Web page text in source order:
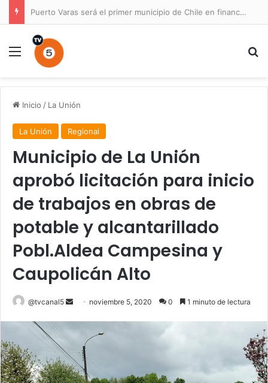
Puerto Varas será el primer municipio de Chile en financiar un Plan Maestro para un parque nacional
Menú
Inicio / La Unión
La Unión Regional
Municipio de La Unión
aprobó licitación para inicio
de trabajos en obras de
potable y alcantarillado
Pobl.Aldea Campesina y
Caupolicán Alto
@tvcanal5
Send
email
noviembre 5, 2020 0 1 minuto de lectura